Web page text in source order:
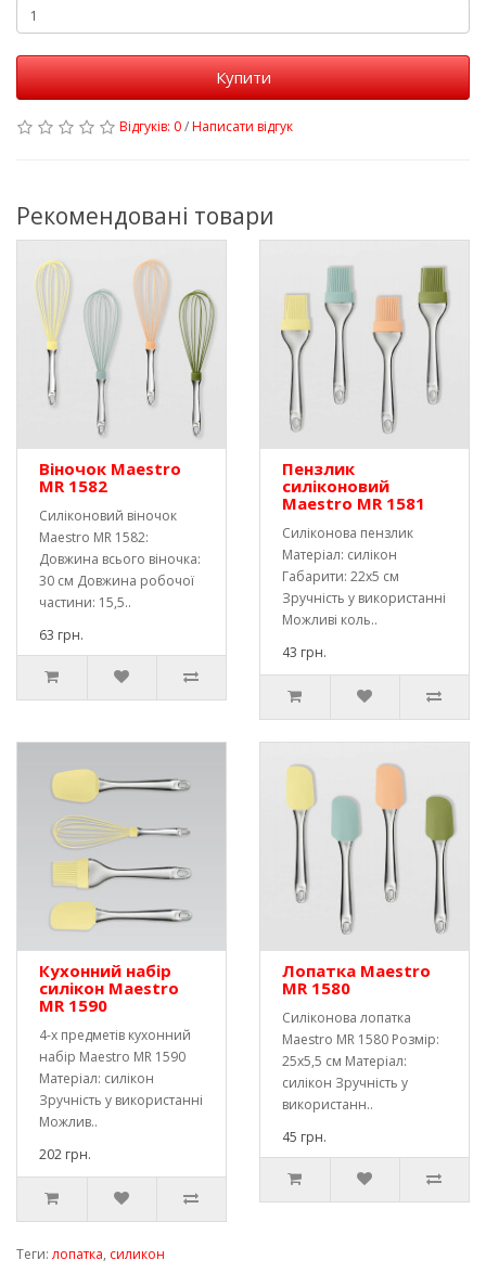
Купити
Відгуків: 0/Написати відгук
Рекомендовані товари
Віночок Maestro
MR 1582
Силіконовий віночок
Maestro MR 1582:
Довжина всього віночка:
30 см Довжина робочої
частини: 15,5..
63 грн.
Пензлик
силіконовий
Maestro MR 1581
Силіконова пензлик
Матеріал: силікон
Габарити: 22х5 см
Зручність у використанні
Можливі коль..
43 грн.
Кухонний набір
силікон Maestro
MR 1590
4-х предметів кухонний
набір Maestro MR 1590
Матеріал: силікон
Зручність у використанні
Можлив..
202 грн.
Лопатка Maestro
MR 1580
Силіконова лопатка
Maestro MR 1580 Розмір:
25х5,5 см Матеріал:
силікон Зручність у
використанн..
45 грн.
Теги: лопатка, силикон